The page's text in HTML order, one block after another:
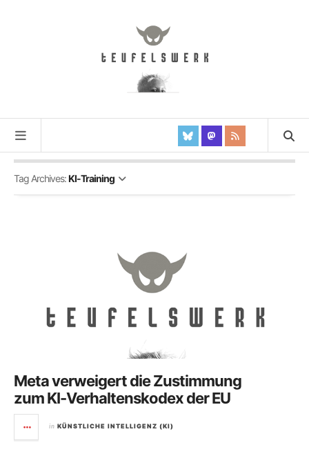
Tag Archives:KI-Training
Meta verweigert die Zustimmung
zum KI-Verhaltenskodex der EU
in KÜNSTLICHE INTELLIGENZ (KI)